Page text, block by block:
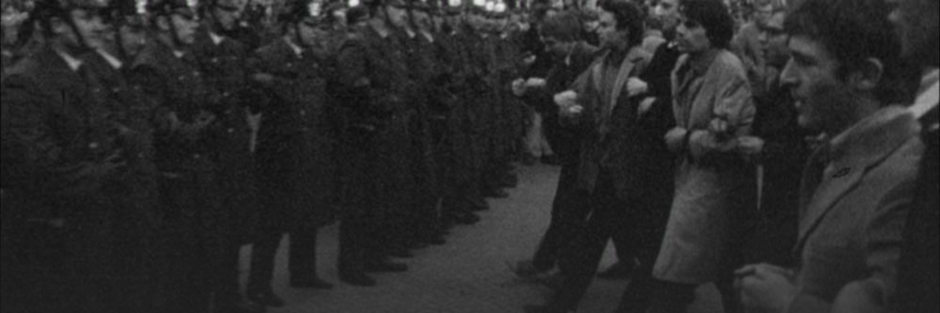
Périot schneidet die Positionen kunstvoll gegeneinander zu einem
vielstimmigen Kaleidoskop. Darunter zahlreiche Filmzitate von
Fassbinder in „Deutschland im Herbst“ über Antonionis „Zabriskie
Point“ bis hin zu Studentenfilmen unter anderem von Holger Meins
und Reportagen von Ulrike Meinhof, die seitdem nie wieder gezeigt
wurden.
Weitere Informationen